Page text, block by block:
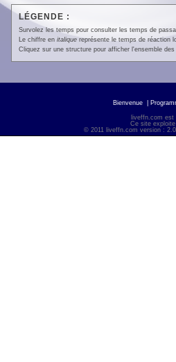
LÉGENDE :
Survolez les temps pour consulter les temps de
Le chiffre en italiquereprésente le temps de réaction
Cliquez sur une structure pour afficher l'ensemble
Bienvenue
liveffn.com est
Ce site
© 2011 liveffn.com version :